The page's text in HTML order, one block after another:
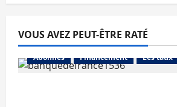
VOUS AVEZ PEUT-ÊTRE RATÉ
Abonnés Financement Les taux